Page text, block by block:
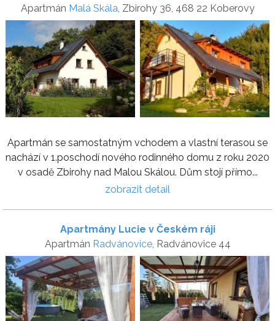
Apartmán Malá Skála , Zbirohy 36, 468 22 Koberovy
Apartmán se samostatným vchodem a vlastní terasou se
nachází v 1.poschodí nového rodinného domu z roku 2020
v osadě Zbirohy nad Malou Skálou. Dům stojí přímo...
zobrazit detail
Apartmány Lucie v Českém ráji
Apartmán Radvánovice, Radvánovice 44